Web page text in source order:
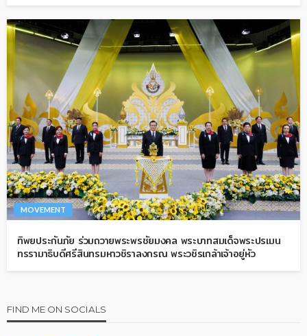
MOVEMENT
ทิพยประกันภัย ร่วมถวายพระพรชัยมงคล พระบาทสมเด็จพระปรเมน
ทรรามาธิบดีศรีสินทรมหาวชิราลงกรณ พระวชิรเกล้าเจ้าอยู่หัว
FIND ME ON SOCIALS